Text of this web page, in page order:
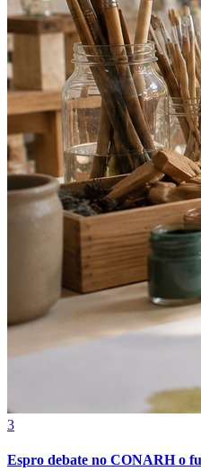
Internacional
3
Espro debate no CONARH o